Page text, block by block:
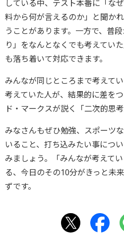
している中、テスト本番に「な
料から何が言えるのか」と聞か
うことがあります。一方で、普
り」をなんとなくでも考えてい
も落ち着いて対応できます。
みんなが同じところまで考えて
考えていた人が、結果的に差を
ド・マークスが説く「二次的思考
みなさんもぜひ勉強、スポーツ
いること、打ち込みたい事につ
みましょう。「みんなが考えて
る、今日のその10分がきっと未
ずです。